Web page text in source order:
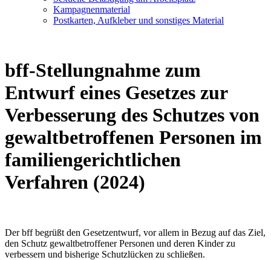
Kampagnenmaterial
Postkarten, Aufkleber und sonstiges Material
bff-Stellungnahme zum
Entwurf eines Gesetzes zur
Verbesserung des Schutzes von
gewaltbetroffenen Personen im
familiengerichtlichen
Verfahren (2024)
Der bff begrüßt den Gesetzentwurf, vor allem in Bezug auf das Ziel,
den Schutz gewaltbetroffener Personen und deren Kinder zu
verbessern und bisherige Schutzlücken zu schließen.